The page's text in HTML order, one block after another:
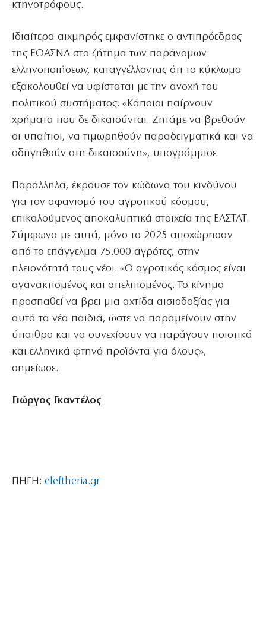
κτηνοτρόφους.
Ιδιαίτερα αιχμηρός εμφανίστηκε ο αντιπρόεδρος
της ΕΟΑΣΝΛ στο ζήτημα των παράνομων
ελληνοποιήσεων, καταγγέλλοντας ότι το κύκλωμα
εξακολουθεί να υφίσταται με την ανοχή του
πολιτικού συστήματος. «Κάποιοι παίρνουν
χρήματα που δε δικαιούνται. Ζητάμε να βρεθούν
οι υπαίτιοι, να τιμωρηθούν παραδειγματικά και να
οδηγηθούν στη δικαιοσύνη», υπογράμμισε.
Παράλληλα, έκρουσε τον κώδωνα του κινδύνου
για τον αφανισμό του αγροτικού κόσμου,
επικαλούμενος αποκαλυπτικά στοιχεία της ΕΛΣΤΑΤ.
Σύμφωνα με αυτά, μόνο το 2025 αποχώρησαν
από το επάγγελμα 75.000 αγρότες, στην
πλειονότητά τους νέοι. «Ο αγροτικός κόσμος είναι
αγανακτισμένος και απελπισμένος. Το κίνημα
προσπαθεί να βρει μια αχτίδα αισιοδοξίας για
αυτά τα νέα παιδιά, ώστε να παραμείνουν στην
ύπαιθρο και να συνεχίσουν να παράγουν ποιοτικά
και ελληνικά φτηνά προϊόντα για όλους»,
σημείωσε.
Γιώργος Γκαντέλος
ΠΗΓΗ: eleftheria.gr